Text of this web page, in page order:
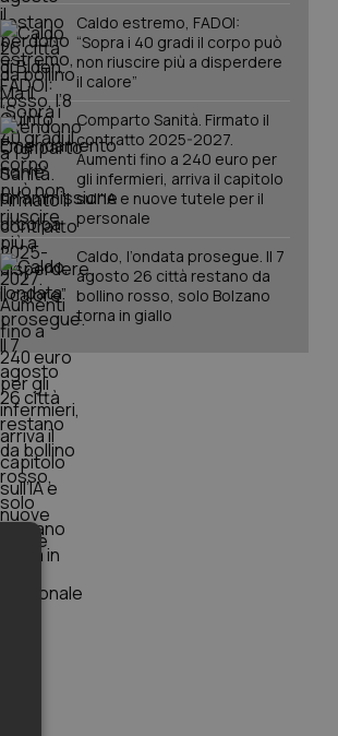
Caldo estremo, FADOI:
“Sopra i 40 gradi il corpo può
non riuscire più a disperdere
il calore”
Comparto Sanità. Firmato il
contratto 2025-2027.
Aumenti fino a 240 euro per
gli infermieri, arriva il capitolo
sull'IA e nuove tutele per il
personale
Caldo, l’ondata prosegue. Il 7
agosto 26 città restano da
bollino rosso, solo Bolzano
torna in giallo